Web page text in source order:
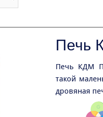
Печь
Печь КДМ
такой
дровяная